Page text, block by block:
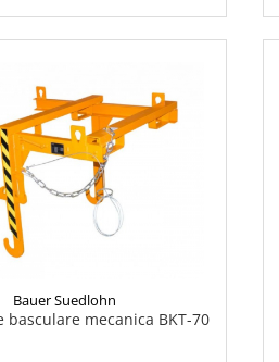
Bauer Suedlohn
basculare mecanica BKT-70